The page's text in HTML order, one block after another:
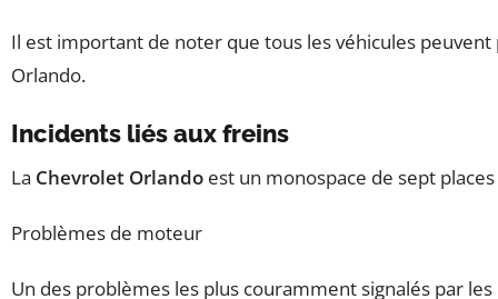
Il est important de noter que tous les véhicules
Orlando.
Incidents liés aux freins
La Chevrolet Orlando est un monospace de sept
Problèmes de moteur
Un des problèmes les plus couramment signalés par